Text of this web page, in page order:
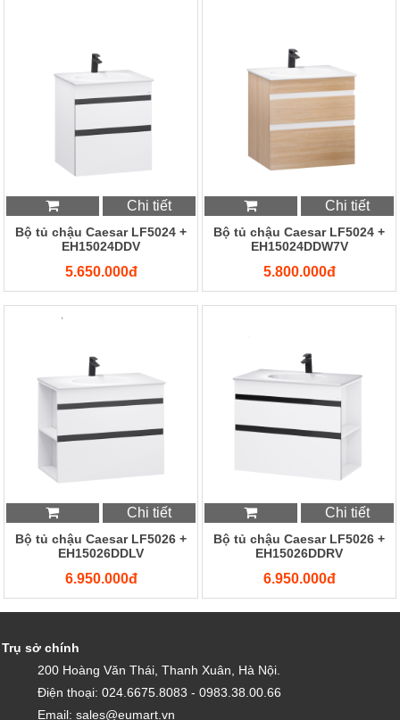
Chi tiết
Bộ tủ chậu Caesar LF5024 +
EH15024DDV
5.650.000đ
Chi tiết
Bộ tủ chậu Caesar LF5024 +
EH15024DDW7V
5.800.000đ
Chi tiết
Bộ tủ chậu Caesar LF5026 +
EH15026DDLV
6.950.000đ
Chi tiết
Bộ tủ chậu Caesar LF5026 +
EH15026DDRV
6.950.000đ
Trụ sở chính
200 Hoàng Văn Thái, Thanh Xuân, Hà Nội.
Điện thoại: 024.6675.8083 - 0983.38.00.66
Email: sales@eumart.vn